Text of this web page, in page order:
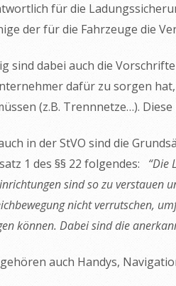
für die
der für die Fahrzeuge die
sind dabei auch die
dafür zu sorgen
(z.B. Trennnetze…).
in der StVO sind die
1 des §§ 22 folgendes: “Die
sind so zu verstauen
nicht verrutschen,
können. Dabei sind die
auch Handys,